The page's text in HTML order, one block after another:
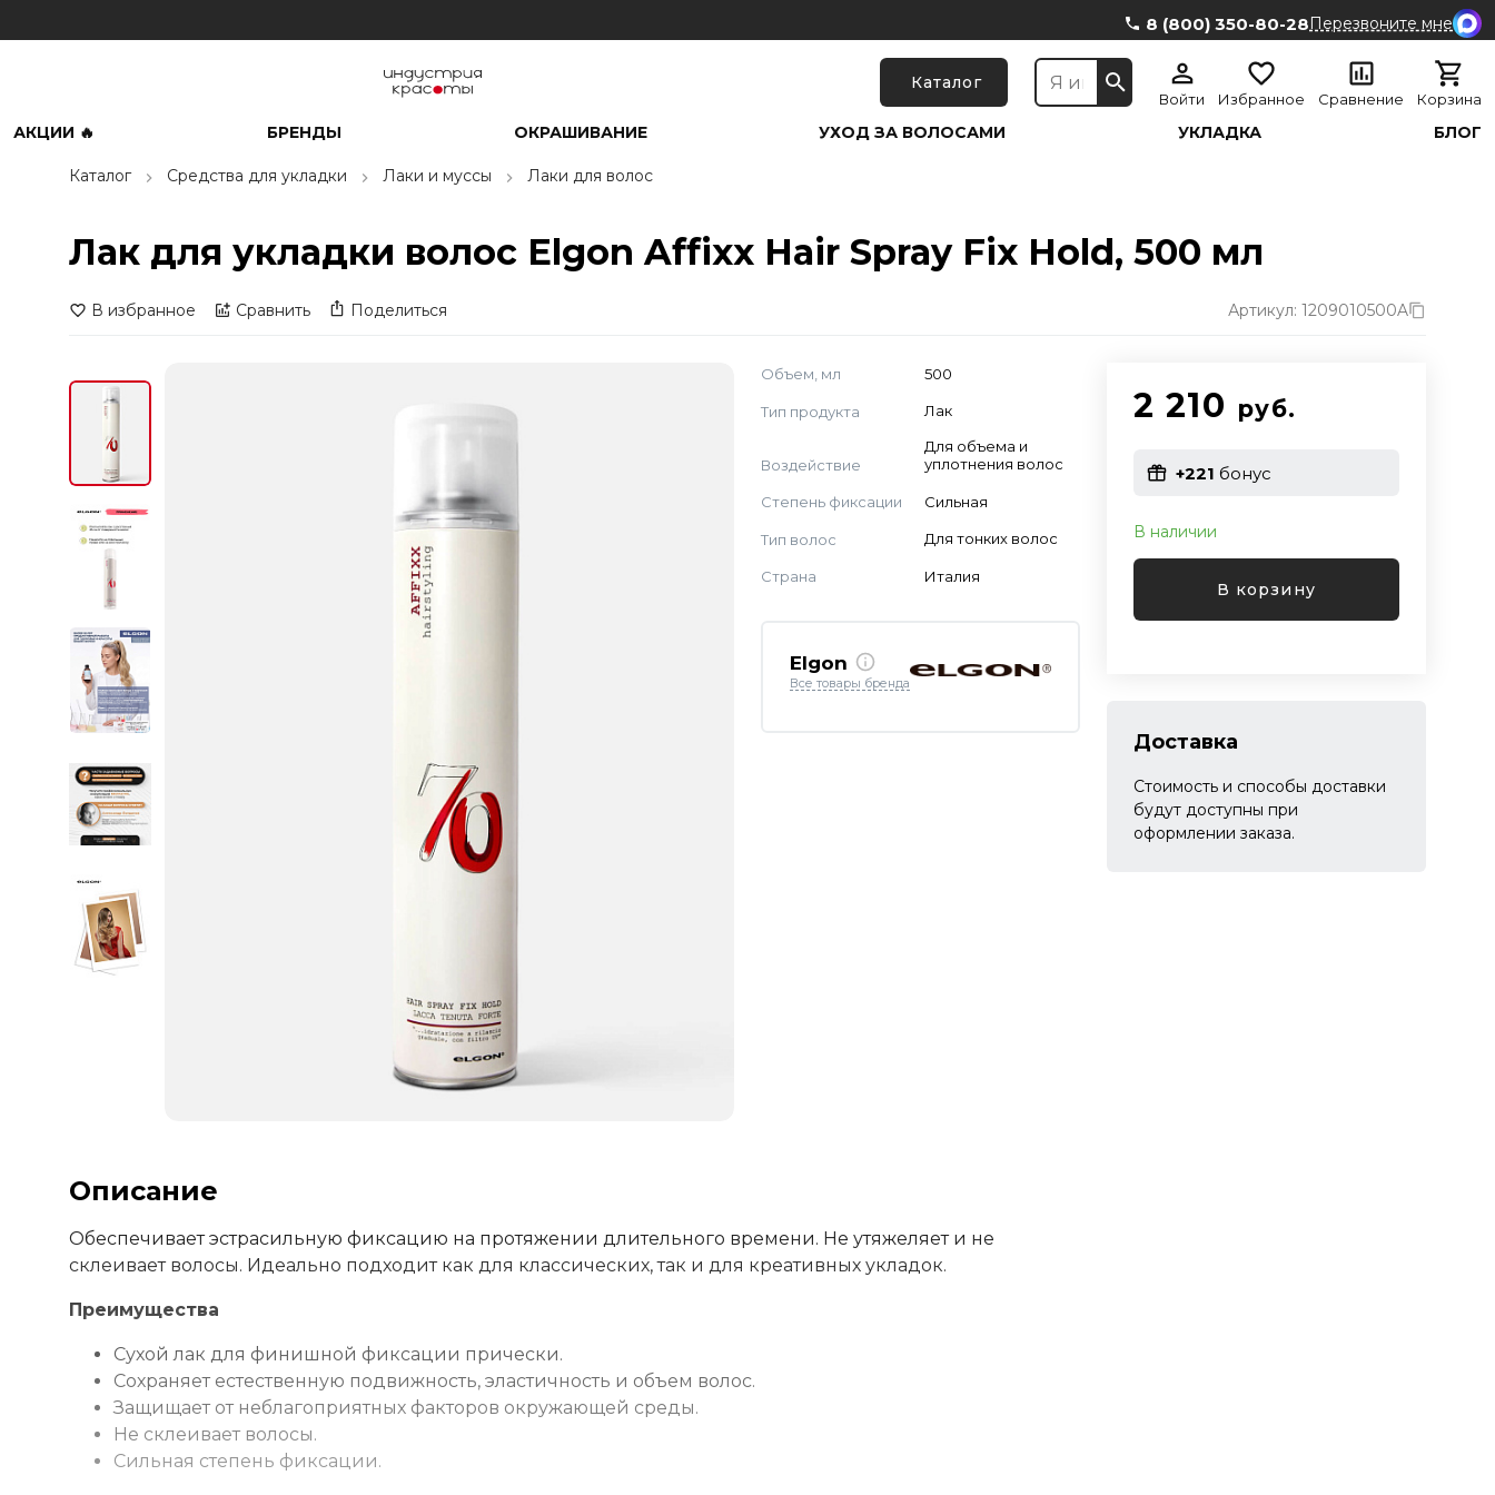
8 (800) 350-80-28Перезвоните мне
Каталог
Войти Избранное Сравнение Корзина
АКЦИИ 🔥 БРЕНДЫ ОКРАШИВАНИЕ УХОД ЗА ВОЛОСАМИ УКЛАДКА БЛОГ
Каталог Средства для укладки Лаки и муссы Лаки для волос
Лак для укладки волос Elgon Affixx Hair Spray Fix Hold, 500 мл
В избранное Сравнить Поделиться Артикул: 1209010500A
Объем, мл 500
Тип продукта Лак
Воздействие
Для объема и
уплотнения волос
Степень фиксации Сильная
Тип волос Для тонких волос
Страна Италия
Elgon
Все товары бренда
2 210 руб.
+221 бонус
В наличии
В корзину
Доставка
Стоимость и способы доставки
будут доступны при
оформлении заказа.
Описание
Обеспечивает эстрасильную фиксацию на протяжении длительного времени. Не утяжеляет и не
склеивает волосы. Идеально подходит как для классических, так и для креативных укладок.
Преимущества
Сухой лак для финишной фиксации прически.
Сохраняет естественную подвижность, эластичность и объем волос.
Защищает от неблагоприятных факторов окружающей среды.
Не склеивает волосы.
Сильная степень фиксации.